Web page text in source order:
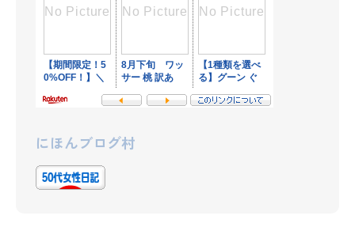
にほんブログ村